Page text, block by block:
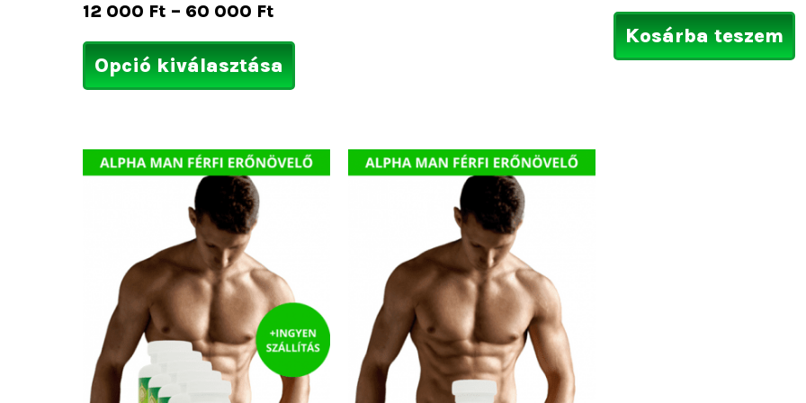
12 000 Ft – 60 000 Ft
Opció kiválasztása
Kosárba teszem